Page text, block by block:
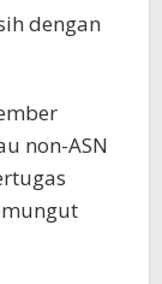
dengan
non-ASN